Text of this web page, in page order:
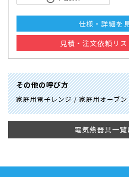
仕様・詳細を
見積・注文依頼リ
その他の呼び方
家庭用電子レンジ / 家庭用オーブ
電気熱器具一覧